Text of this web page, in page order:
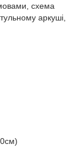
схема
аркуші,